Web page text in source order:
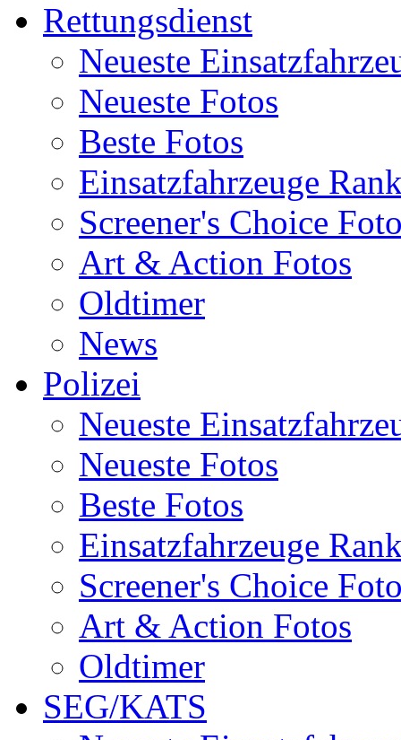
Rettungsdienst
Neueste
Neueste Fotos
Beste Fotos
Einsatzfahrzeuge
Screener's Choice
Art & Action Fotos
Oldtimer
News
Polizei
Neueste
Neueste Fotos
Beste Fotos
Einsatzfahrzeuge
Screener's Choice
Art & Action Fotos
Oldtimer
SEG/KATS